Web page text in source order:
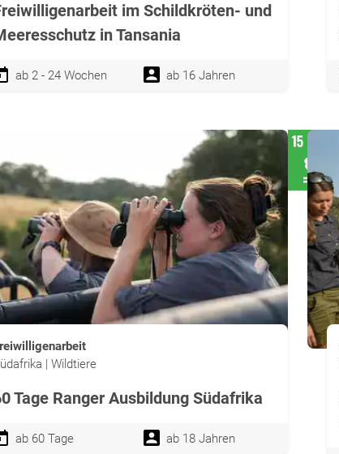
im Schildkröten- und
in Tansania
ab 2 - 24 Wochen ab 16 Jahren
| Wildtiere
Tage Ranger Ausbildung Südafrika
ab 60 Tage ab 18 Jahren